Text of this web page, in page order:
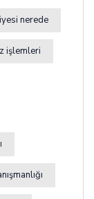
nerede
işlemleri